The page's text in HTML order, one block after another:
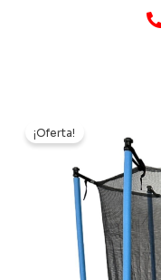
¡Oferta!